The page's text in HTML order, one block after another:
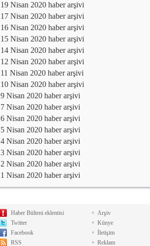
19 Nisan 2020 haber arşivi
17 Nisan 2020 haber arşivi
16 Nisan 2020 haber arşivi
15 Nisan 2020 haber arşivi
14 Nisan 2020 haber arşivi
12 Nisan 2020 haber arşivi
11 Nisan 2020 haber arşivi
10 Nisan 2020 haber arşivi
9 Nisan 2020 haber arşivi
7 Nisan 2020 haber arşivi
6 Nisan 2020 haber arşivi
5 Nisan 2020 haber arşivi
4 Nisan 2020 haber arşivi
3 Nisan 2020 haber arşivi
2 Nisan 2020 haber arşivi
1 Nisan 2020 haber arşivi
Haber Bülteni eklentisi
Twitter
Facebook
RSS
Arşiv
Künye
İletişim
Reklam